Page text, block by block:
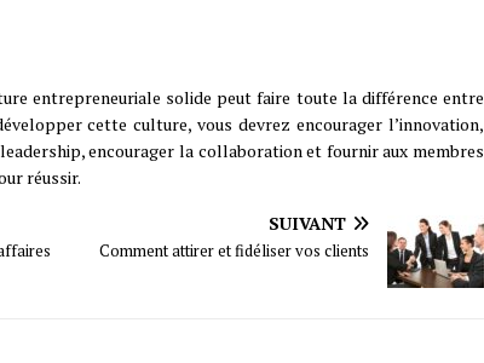
entrepreneuriale solide peut faire toute la différence entre
cette culture, vous devrez encourager l’innovation,
encourager la collaboration et fournir aux membres
réussir.
SUIVANT
Comment attirer et fidéliser vos clients